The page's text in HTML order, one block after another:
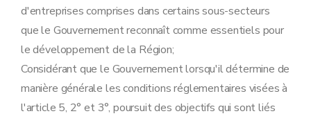
d'entreprises comprises dans certains sous-secteurs
que le Gouvernement reconnaît comme essentiels pour
le développement de la Région;
Considérant que le Gouvernement lorsqu'il détermine de
manière générale les conditions réglementaires visées à
l'article 5, 2° et 3°, poursuit des objectifs qui sont liés